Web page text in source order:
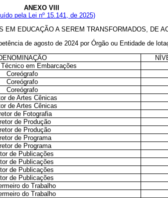
ANEXO VIII
pela Lei nº 15.141, de 2025)
EDUCAÇÃO A SEREM TRANSFORMADOS, DE
de agosto de 2024 por Órgão ou Entidade de
em Embarcações
Coreógrafo
Coreógrafo
Coreógrafo
de Artes Cênicas
de Artes Cênicas
de Fotografia
de Produção
de Produção
de Programa
de Programa
de Publicações
de Publicações
de Publicações
de Publicações
do Trabalho
do Trabalho